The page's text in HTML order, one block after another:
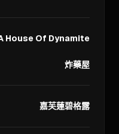
House Of Dynamite
炸藥屋
嘉芙蓮碧格露